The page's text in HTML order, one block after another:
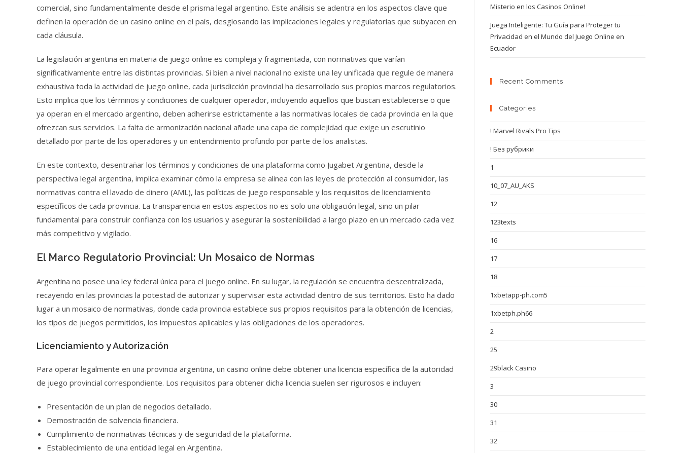
comercial, sino fundamentalmente desde el prisma legal argentino. Este análisis se adentra en los aspectos clave que
definen la operación de un casino online en el país, desglosando las implicaciones legales y regulatorias que subyacen en
cada cláusula.
La legislación argentina en materia de juego online es compleja y fragmentada, con normativas que varían
significativamente entre las distintas provincias. Si bien a nivel nacional no existe una ley unificada que regule de manera
exhaustiva toda la actividad de juego online, cada jurisdicción provincial ha desarrollado sus propios marcos regulatorios.
Esto implica que los términos y condiciones de cualquier operador, incluyendo aquellos que buscan establecerse o que
ya operan en el mercado argentino, deben adherirse estrictamente a las normativas locales de cada provincia en la que
ofrezcan sus servicios. La falta de armonización nacional añade una capa de complejidad que exige un escrutinio
detallado por parte de los operadores y un entendimiento profundo por parte de los analistas.
En este contexto, desentrañar los términos y condiciones de una plataforma como Jugabet Argentina, desde la
perspectiva legal argentina, implica examinar cómo la empresa se alinea con las leyes de protección al consumidor, las
normativas contra el lavado de dinero (AML), las políticas de juego responsable y los requisitos de licenciamiento
específicos de cada provincia. La transparencia en estos aspectos no es solo una obligación legal, sino un pilar
fundamental para construir confianza con los usuarios y asegurar la sostenibilidad a largo plazo en un mercado cada vez
más competitivo y vigilado.
El Marco Regulatorio Provincial: Un Mosaico de Normas
Argentina no posee una ley federal única para el juego online. En su lugar, la regulación se encuentra descentralizada,
recayendo en las provincias la potestad de autorizar y supervisar esta actividad dentro de sus territorios. Esto ha dado
lugar a un mosaico de normativas, donde cada provincia establece sus propios requisitos para la obtención de licencias,
los tipos de juegos permitidos, los impuestos aplicables y las obligaciones de los operadores.
Licenciamiento y Autorización
Para operar legalmente en una provincia argentina, un casino online debe obtener una licencia específica de la autoridad
de juego provincial correspondiente. Los requisitos para obtener dicha licencia suelen ser rigurosos e incluyen:
Presentación de un plan de negocios detallado.
Demostración de solvencia financiera.
Cumplimiento de normativas técnicas y de seguridad de la plataforma.
Establecimiento de una entidad legal en Argentina.
Misterio en los Casinos Online!
Juega Inteligente: Tu Guía para Proteger tu
Privacidad en el Mundo del Juego Online en
Ecuador
Recent Comments
Categories
! Marvel Rivals Pro Tips
! Без рубрики
1
10_07_AU_AKS
12
123texts
16
17
18
1xbetapp-ph.com5
1xbetph.ph66
2
25
29black Casino
3
30
31
32